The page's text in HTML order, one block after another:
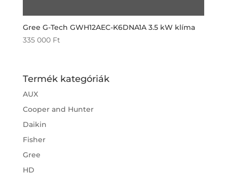
Gree G-Tech GWH12AEC-K6DNA1A 3.5 kW klíma
335 000 Ft
Termék kategóriák
AUX
Cooper and Hunter
Daikin
Fisher
Gree
HD